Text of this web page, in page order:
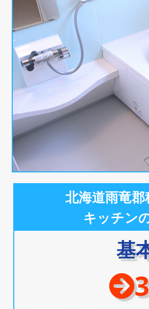
北海道雨竜
キッチン
基